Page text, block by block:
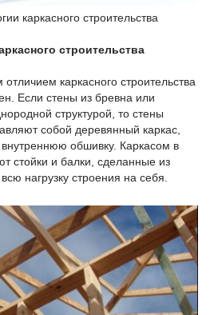
каркасного строительства
строительства
каркасного строительства
Если стены из бревна или
структурой, то стены
собой деревянный каркас,
обшивку. Каркасом в
стойки и балки, сделанные из
нагрузку строения на себя.